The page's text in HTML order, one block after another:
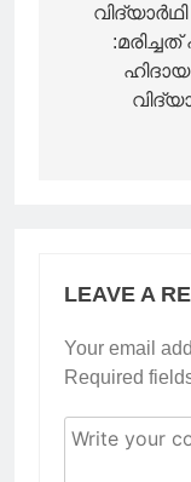
വിദ്യാർഥി
:മരിച്ചത്
LEAVE A
Your email
Required